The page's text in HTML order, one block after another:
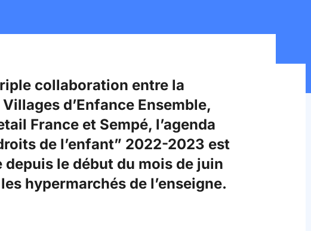
collaboration entre la
d’Enfance Ensemble,
France et Sempé, l’agenda
de l’enfant” 2022-2023 est
depuis le début du mois de juin
hypermarchés de l’enseigne.